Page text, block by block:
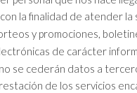
la finalidad de atender la
y promociones,
de carácter
se cederán datos a
de los servicios